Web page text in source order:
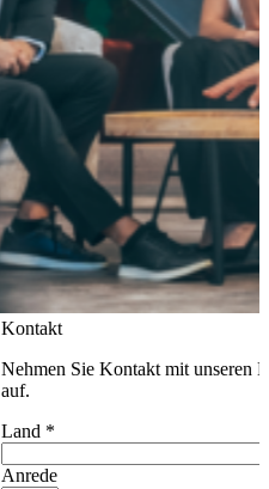
Kontakt
Nehmen Sie Kontakt mit unseren
auf.
Land *
Anrede